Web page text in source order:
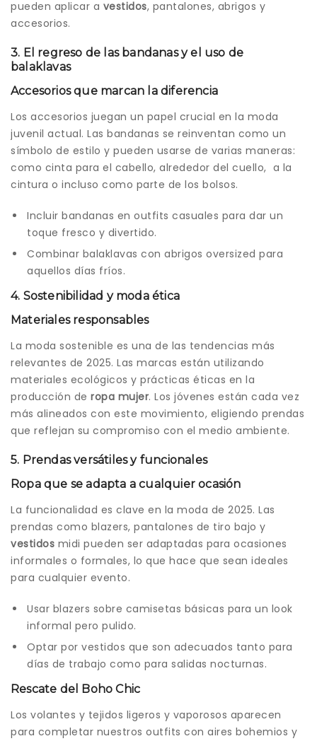
pueden aplicar a vestidos, pantalones, abrigos y
accesorios.
3. El regreso de las bandanas y el uso de
balaklavas
Accesorios que marcan la diferencia
Los accesorios juegan un papel crucial en la moda
juvenil actual. Las bandanas se reinventan como un
símbolo de estilo y pueden usarse de varias maneras:
como cinta para el cabello, alrededor del cuello, a la
cintura o incluso como parte de los bolsos.
Incluir bandanas en outfits casuales para dar un
toque fresco y divertido.
Combinar balaklavas con abrigos oversized para
aquellos días fríos.
4. Sostenibilidad y moda ética
Materiales responsables
La moda sostenible es una de las tendencias más
relevantes de 2025. Las marcas están utilizando
materiales ecológicos y prácticas éticas en la
producción de ropa mujer. Los jóvenes están cada vez
más alineados con este movimiento, eligiendo prendas
que reflejan su compromiso con el medio ambiente.
5. Prendas versátiles y funcionales
Ropa que se adapta a cualquier ocasión
La funcionalidad es clave en la moda de 2025. Las
prendas como blazers, pantalones de tiro bajo y
vestidos midi pueden ser adaptadas para ocasiones
informales o formales, lo que hace que sean ideales
para cualquier evento.
Usar blazers sobre camisetas básicas para un look
informal pero pulido.
Optar por vestidos que son adecuados tanto para
días de trabajo como para salidas nocturnas.
Rescate del Boho Chic
Los volantes y tejidos ligeros y vaporosos aparecen
para completar nuestros outfits con aires bohemios y